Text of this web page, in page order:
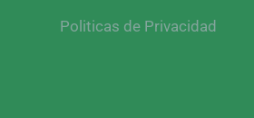
Politicas de Privacidad